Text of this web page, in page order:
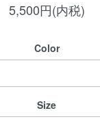
5,500円(内税)
Color
Size